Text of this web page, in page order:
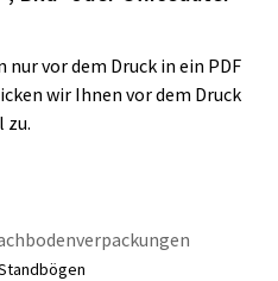
vor dem Druck in ein PDF
wir Ihnen vor dem Druck
zu.